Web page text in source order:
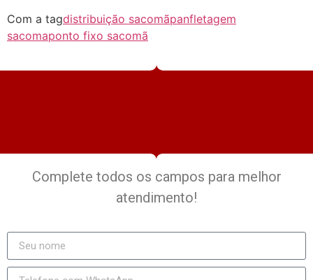
Com a tagdistribuição sacomãpanfletagem
sacomaponto fixo sacomã
Complete todos os campos para melhor
atendimento!